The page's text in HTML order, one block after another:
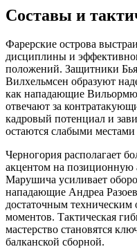
Составы и
Фарерские острова
дисциплины и
положений. Защитники
Вилхельмсен образуют
как нападающие
отвечают за
кадровый потенциал и
остаются слабыми
Черногория располагает
акцентом на позиционную
Марушича усиливает
нападающие Андреа
достаточным техническим
моментов. Тактическая
мастерство становятся
балканской сборной.